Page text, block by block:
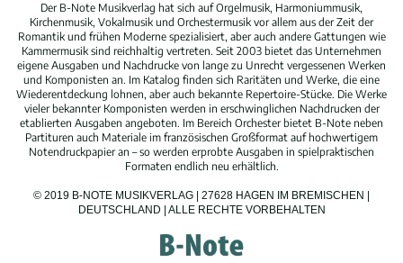
Der B-Note Musikverlag hat sich auf Orgelmusik, Harmoniummusik,
Kirchenmusik, Vokalmusik und Orchestermusik vor allem aus der Zeit der
Romantik und frühen Moderne spezialisiert, aber auch andere Gattungen wie
Kammermusik sind reichhaltig vertreten. Seit 2003 bietet das Unternehmen
eigene Ausgaben und Nachdrucke von lange zu Unrecht vergessenen Werken
und Komponisten an. Im Katalog finden sich Raritäten und Werke, die eine
Wiederentdeckung lohnen, aber auch bekannte Repertoire-Stücke. Die Werke
vieler bekannter Komponisten werden in erschwinglichen Nachdrucken der
etablierten Ausgaben angeboten. Im Bereich Orchester bietet B-Note neben
Partituren auch Materiale im französischen Großformat auf hochwertigem
Notendruckpapier an – so werden erprobte Ausgaben in spielpraktischen
Formaten endlich neu erhältlich.
© 2019 B-NOTE MUSIKVERLAG | 27628 HAGEN IM BREMISCHEN |
DEUTSCHLAND | ALLE RECHTE VORBEHALTEN